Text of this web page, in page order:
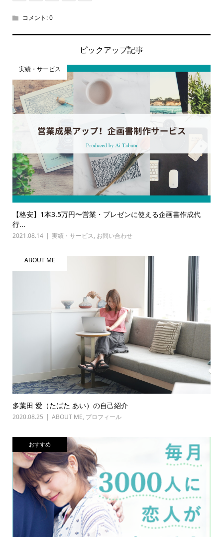
コメント:0
ピックアップ記事
実績・サービス
【格安】1本3.5万円〜営業・プレゼンに使える企画書作成代
行...
2021.08.14 実績・サービス, お問い合わせ
ABOUT ME
多葉田 愛（たばた あい）の自己紹介
2020.08.25 ABOUT ME, プロフィール
おすすめ